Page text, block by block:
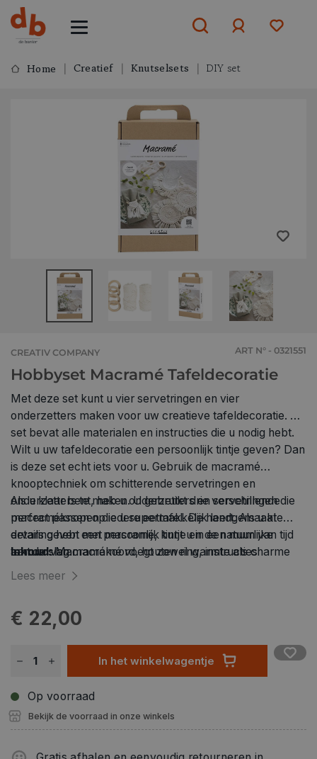
ofaanmelden
Home Creatief Knutselsets DIY set
CREATIV COMPANY ART N° - 0321551
Hobbyset Macramé Tafeldecoratie
Met deze set kunt u vier servetringen en vier
onderzetters maken voor uw creatieve tafeldecoratie. De
set bevat alle materialen en instructies die u nodig hebt.
Wilt u uw tafeldecoratie een persoonlijk tintje geven? Dan
is deze set echt iets voor u. Gebruik de macramé
knooptechniek om schitterende servetringen en
onderzetters te maken. U gebruikt drie verschillende
macraméknopen die u supermakkelijk leert. Als u al
ervaring hebt met macramé, kunt u in een mum van tijd
aan de slag..
Als u klaar bent, heb u onderzetters en servetringen die
perfect passen op iedere eettafel. De handgemaakte
details geven een persoonlijk tintje en de natuurlijke
textuur van macramé voegt zowel warmte als charme
toe aan uw tafeldecoratie.
Inhoud:Macramékoord, houten ring, instructies
Lees meer
€ 22,00
In het winkelwagentje
Op voorraad
Bekijk de voorraad in onze winkels